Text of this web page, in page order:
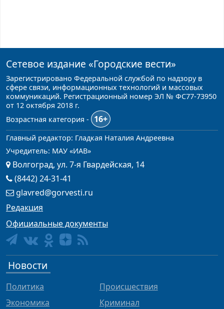
Сетевое издание «Городские вести»
Зарегистрировано Федеральной службой по надзору в
сфере связи, информационных технологий и массовых
коммуникаций. Регистрационный номер ЭЛ № ФС77-73950
от 12 октября 2018 г.
Возрастная категория -
16+
Главный редактор: Гладкая Наталия Андреевна
Учредитель: МАУ «ИАВ»
Волгоград, ул. 7-я Гвардейская, 14
(8442) 24-31-41
glavred@gorvesti.ru
Редакция
Официальные документы
Новости
Политика
Экономика
Происшествия
Криминал